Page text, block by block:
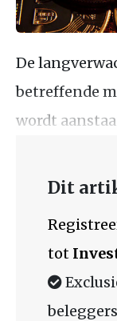
De
betreffende
wordt
Dit
tot
beleggers